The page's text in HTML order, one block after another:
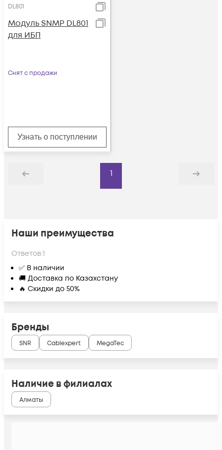
DL801
Модуль SNMP DL801
для ИБП
Снят с продажи
Узнать о поступлении
Назад
1
Дальше
Наши преимущества
Ответов:1
✅ В наличии
🚚 Доставка по Казахстану
🔥 Скидки до 50%
Бренды
SNR Cablexpert MegaTec
Наличие в филиалах
Алматы